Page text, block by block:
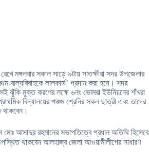
মঙ্গলবার সকাল সাড়ে ৯টায় সাতক্ষীরা সদর উপজেলার
বাল্যবিবাহকে লালকার্ড’ প্রদান করা হবে। সদর
ঝুঁকি মুক্ত করণের লক্ষে ৬নং ভোমরা ইউনিয়নের শাঁখরা
বিদ্যালয়ের পঞ্চম শ্রেনির সকল ছাত্রী এবং তাদের
থাকবেন।
মোঃ আসাদুর রহমানের সভাপতিত্বে প্রধান অতিথি হিসেবে
থাকবেন আলহাজ্ব জেলা আওয়ামীলীগের সাধারণ